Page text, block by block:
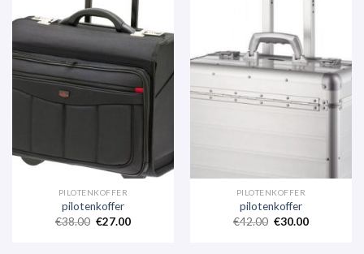
PILOTENKOFFER
pilotenkoffer
€38.00 €27.00
PILOTENKOFFER
pilotenkoffer
€42.00 €30.00